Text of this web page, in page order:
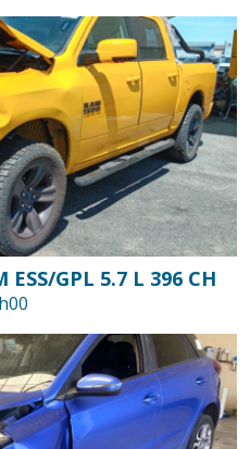
ESS/GPL 5.7 L 396 CH